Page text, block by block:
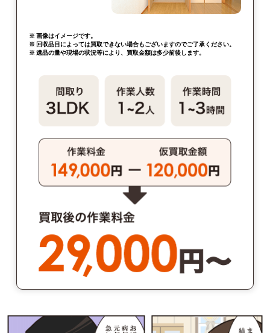
※ 画像はイメージです。
※ 回収品目によっては買取できない場合もございますのでご了承ください。
※ 遺品の量や現場の状況等により、買取金額は多少前後します。